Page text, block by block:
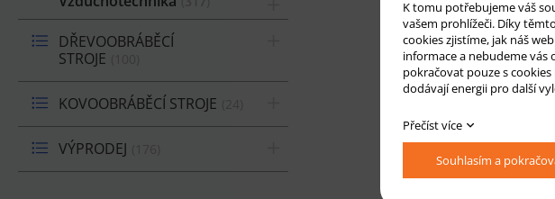
DŘEVOOBRÁBĚCÍ
STROJE
KOVOOBRÁBĚCÍ STROJE
VÝPRODEJ
K tomu potřebujeme váš
vašem prohlížeči. Díky
cookies zjistíme, jak náš
informace a nebudeme
pokračovat pouze s
dodávají energii pro další
Přečíst více
Souhlasím a